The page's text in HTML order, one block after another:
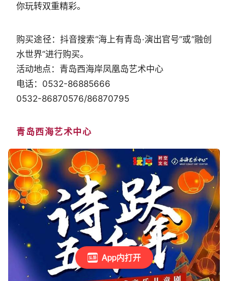
App内打开
你玩转双重精彩。
购买途径：抖音搜索“海上有青岛·演出官号”或“融创
水世界”进行购买。
活动地点：青岛西海岸凤凰岛艺术中心
电话：0532-86885666
0532-86870576/86870795
青岛西海艺术中心